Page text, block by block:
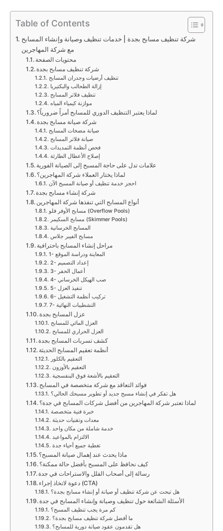
Table of Contents
شركة تنظيف مسابح بجدة | خدمات تنظيف وصيانة وإنشاء المسابح
مع شركة المهاجرين
محتويات الصفحة
شركة تنظيف مسابح بجدة
تنظيف أرضيات وجدران المسابح
إزالة الطحالب والبكتيريا
تنظيف فلاتر المسابح
موازنة كيمياء المياه
لماذا يعتبر التنظيف الدوري للمسابح أمراً ضرورياً؟
شركة صيانة مسابح بجدة
صيانة مضخات المسابح
صيانة فلاتر المسابح
فحص أنظمة التمديدات
إصلاح الأعطال الطارئة
علامات تدل على حاجة المسبح إلى الصيانة الفورية
لماذا يختار العملاء شركة المهاجرين؟
احجز خدمة تنظيف أو صيانة المسبح الآن
شركة إنشاء مسابح بجدة
أنواع المسابح التي تنفذها شركة المهاجرين
مسابح الأوفر فلو (Overflow Pools)
مسابح السكيمر (Skimmer Pools)
المسابح الخرسانية
مسابح الفيبر جلاس
مراحل إنشاء المسابح باحترافية
1- المعاينة ودراسة الموقع
2- إعداد التصميم
3- أعمال الحفر
4- صب الهيكل الخرساني
5- تنفيذ العزل
6- تركيب أنظمة التشغيل
7- التشطيبات النهائية
عزل المسابح بجدة
العزل المائي للمسابح
العزل الحراري للمسابح
كشف تسربات المسابح بجدة
أنظمة تعقيم المسابح الحديثة
التعقيم بالكلور
التعقيم بالأوزون
التعقيم بالأشعة فوق البنفسجية
فوائد التعاقد مع شركة متخصصة في المسابح
هل تفكر في إنشاء مسبح جديد أو تطوير مسبحك الحالي؟
لماذا تعتبر شركة المهاجرين من أفضل شركات المسابح في جدة؟
خبرة فنية متخصصة
معدات وتقنيات حديثة
خدمة شاملة من مكان واحد
الالتزام بالمواعيد
تغطية جميع أحياء جدة
ماذا يحدث عند إهمال صيانة المسبح؟
كيف نحافظ على المسبح بأفضل حالة ممكنة؟
رسالة إلى أصحاب الفلل والاستراحات في جدة
دعوة لاتخاذ إجراء (CTA)
هل تبحث عن شركة تنظيف أو صيانة أو إنشاء مسابح بجدة؟
الأسئلة الشائعة حول تنظيف وصيانة وإنشاء المسابح في جدة
كم مرة يجب تنظيف المسبح؟
ما أفضل شركة تنظيف مسابح بجدة؟
هل تقدمون عقود صيانة دورية للمسابح؟